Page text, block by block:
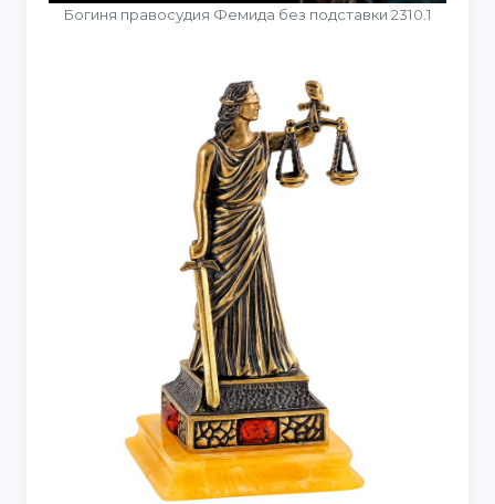
Богиня правосудия Фемида без подставки 2310.1